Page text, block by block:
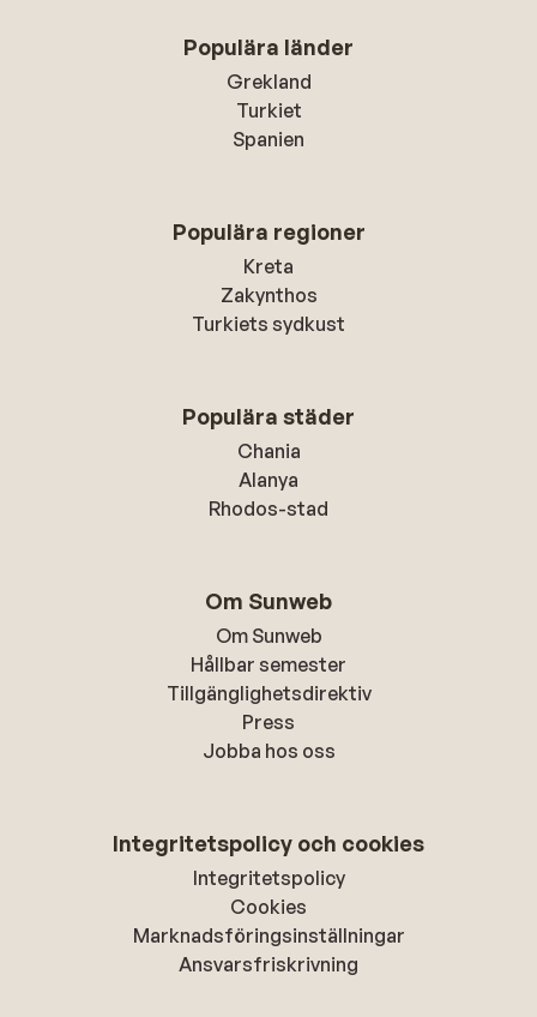
Populära länder
Grekland
Turkiet
Spanien
Populära regioner
Kreta
Zakynthos
Turkiets sydkust
Populära städer
Chania
Alanya
Rhodos-stad
Om Sunweb
Om Sunweb
Hållbar semester
Tillgänglighetsdirektiv
Press
Jobba hos oss
Integritetspolicy och cookies
Integritetspolicy
Cookies
Marknadsföringsinställningar
Ansvarsfriskrivning